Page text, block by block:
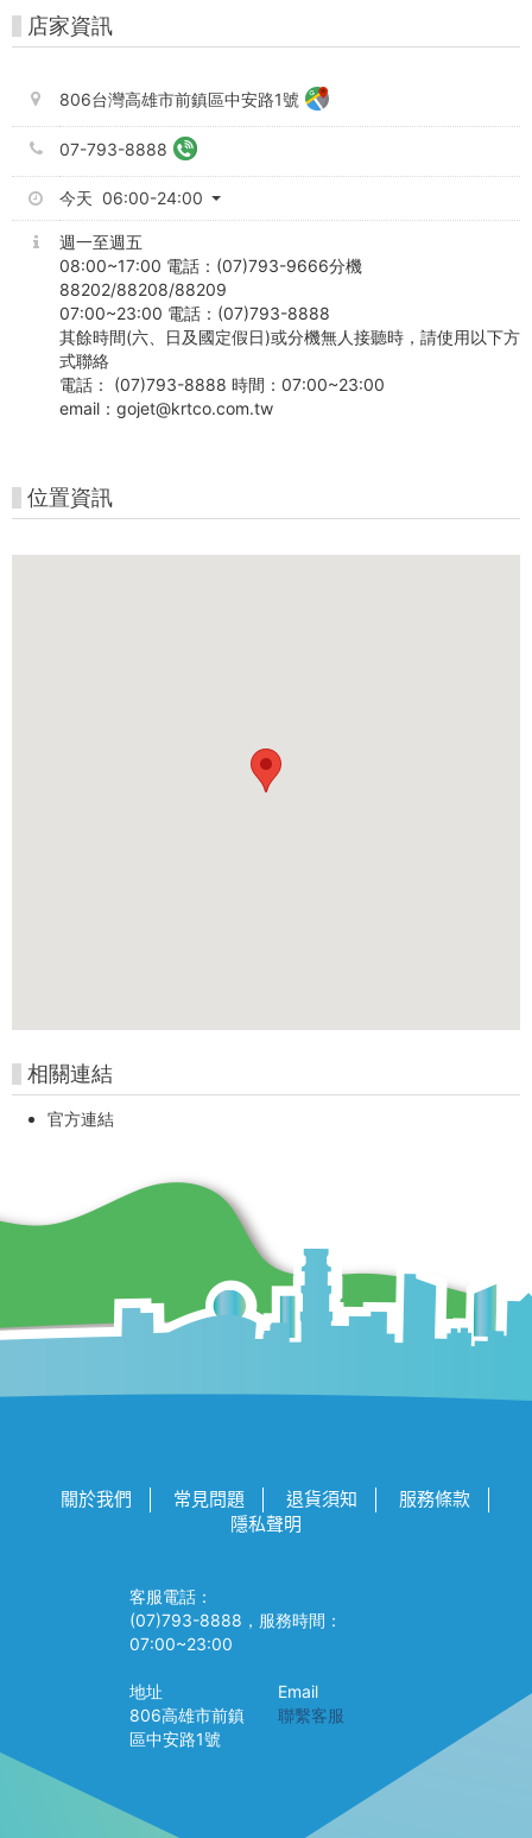
市
集
店家資訊
806台灣高雄市前鎮區中安路1號
07-793-8888
今天 06:00-24:00
週一至週五
08:00~17:00 電話：(07)793-9666分機
88202/88208/88209
07:00~23:00 電話：(07)793-8888
其餘時間(六、日及國定假日)或分機無人接聽時，請使用以下方
式聯絡
電話： (07)793-8888 時間：07:00~23:00
email：gojet@krtco.com.tw
位置資訊
相關連結
官方連結
關於我們 常見問題 退貨須知
服務條款
隱私聲明
客服電話：
(07)793-8888，服務時間：
07:00~23:00
地址
806高雄市前鎮
區中安路1號
Email
聯繫客服